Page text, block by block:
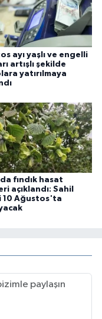
ayı yaşlı ve engelli
artışlı şekilde
yatırılmaya
fındık hasat
açıklandı: Sahil
10 Ağustos'ta